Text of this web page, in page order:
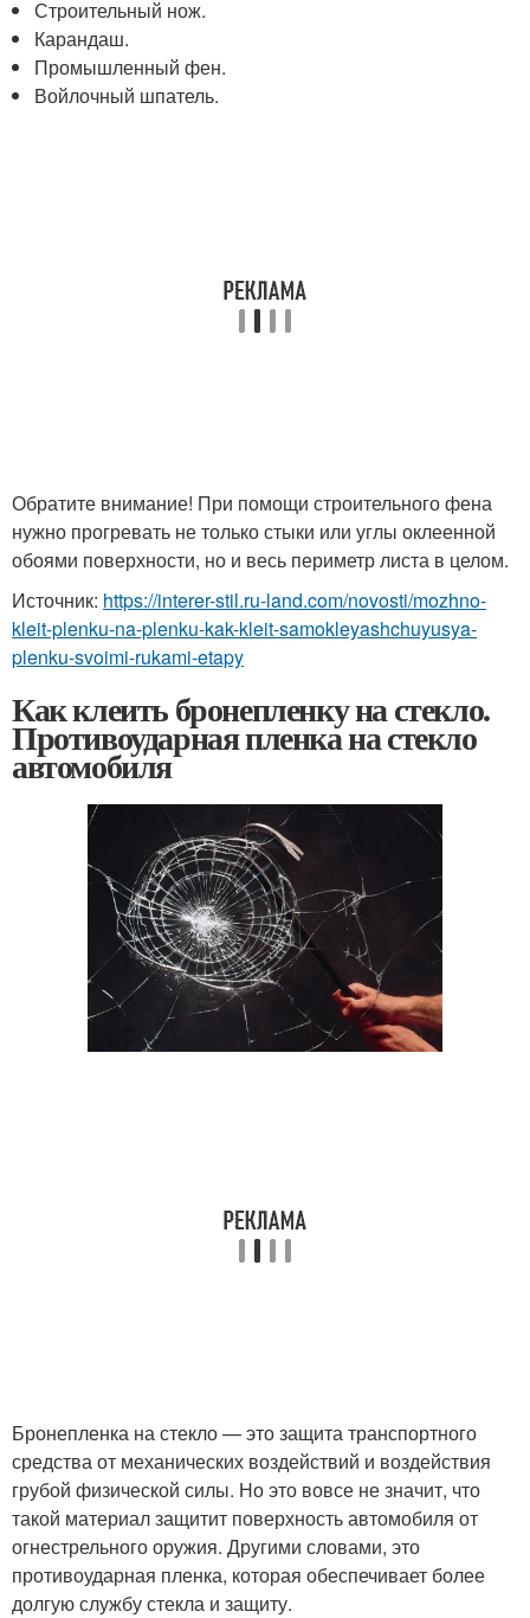
Строительный нож.
Карандаш.
Промышленный фен.
Войлочный шпатель.
Обратите внимание! При помощи строительного фена
нужно прогревать не только стыки или углы оклеенной
обоями поверхности, но и весь периметр листа в целом.
Источник: https://interer-stil.ru-land.com/novosti/mozhno-
kleit-plenku-na-plenku-kak-kleit-samokleyashchuyusya-
plenku-svoimi-rukami-etapy
Как клеить бронепленку на стекло.
Противоударная пленка на стекло
автомобиля
Бронепленка на стекло — это защита транспортного
средства от механических воздействий и воздействия
грубой физической силы. Но это вовсе не значит, что
такой материал защитит поверхность автомобиля от
огнестрельного оружия. Другими словами, это
противоударная пленка, которая обеспечивает более
долгую службу стекла и защиту.